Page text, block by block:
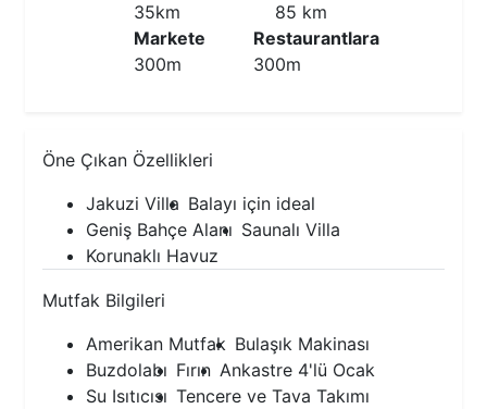
35km
85 km
Markete
300m
Restaurantlara
300m
Öne Çıkan Özellikleri
Jakuzi Villa Balayı için ideal
Geniş Bahçe Alanı Saunalı Villa
Korunaklı Havuz
Mutfak Bilgileri
Amerikan Mutfak Bulaşık Makinası
Buzdolabı Fırın Ankastre 4'lü Ocak
Su Isıtıcısı Tencere ve Tava Takımı